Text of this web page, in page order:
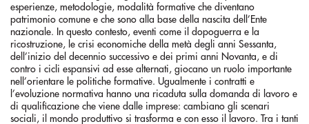
esperienze, metodologie, modalità formative che diventano
patrimonio comune e che sono alla base della nascita dell’Ente
nazionale. In questo contesto, eventi come il dopoguerra e la
ricostruzione, le crisi economiche della metà degli anni Sessanta,
dell’inizio del decennio successivo e dei primi anni Novanta, e di
contro i cicli espansivi ad esse alternati, giocano un ruolo importante
nell’orientare le politiche formative. Ugualmente i contratti e
l’evoluzione normativa hanno una ricaduta sulla domanda di lavoro e
di qualificazione che viene dalle imprese: cambiano gli scenari
sociali, il mondo produttivo si trasforma e con esso il lavoro. Tra i tanti